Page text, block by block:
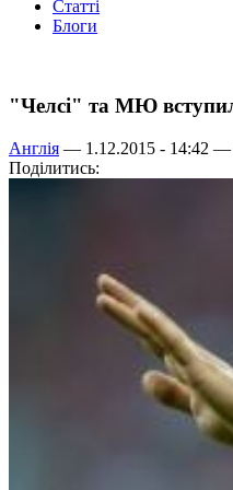
Статті
Блоги
"Челсі" та МЮ
Англія — 1.12.2015 - 14:42 —
Поділитись: